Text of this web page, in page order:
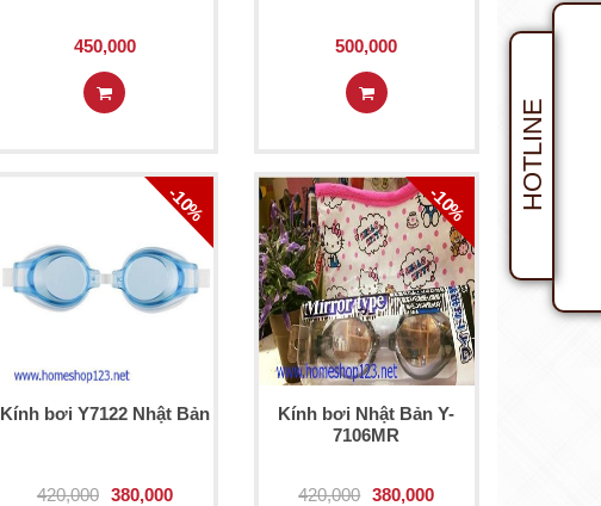
450,000 500,000
-10%
Kính bơi Y7122 Nhật Bản
420,000 380,000
-10%
Kính bơi Nhật Bản Y-
7106MR
420,000 380,000
HOTLINE